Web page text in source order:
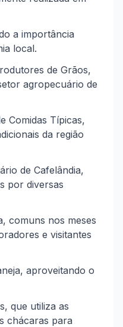
a importância
local.
de Grãos,
agropecuário de
Comidas Típicas,
da região
de Cafelândia,
por diversas
comuns nos meses
e visitantes
aproveitando o
que utiliza as
chácaras para